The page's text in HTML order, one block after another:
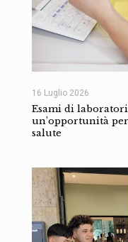
16 Luglio 2026
Esami di
un’opportunità
salute